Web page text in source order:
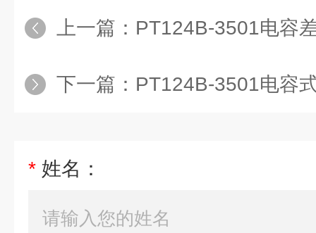
上一篇： PT124B-3501电容
下一篇： PT124B-3501电容
* 姓名：